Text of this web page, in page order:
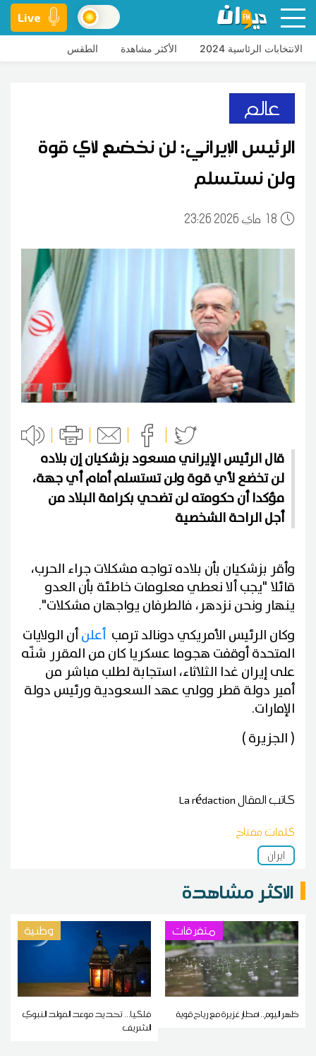
Live
الانتخابات الرئاسية 2024 الأكثر مشاهدة الطقس
عالم
الرئيس الإيراني: لن نخضع لأي قوة
ولن نستسلم
18 23:26 2026 ماي
قال الرئيس الإيراني مسعود بزشكيان إن بلاده
لن تخضع لأي قوة ولن تستسلم أمام أي جهة،
مؤكدا أن حكومته لن تضحي بكرامة البلاد من
أجل الراحة الشخصية
وأقر بزشكيان بأن بلاده تواجه مشكلات جراء الحرب،
قائلا "يجب ألا نعطي معلومات خاطئة بأن العدو
ينهار ونحن نزدهر، فالطرفان يواجهان مشكلات".
وكان الرئيس الأمريكي دونالد ترمب أعلنأن الولايات
المتحدة أوقفت هجوما عسكريا كان من المقرر شنّه
على إيران غدا الثلاثاء، استجابة لطلب مباشر من
أمير دولة قطر وولي عهد السعودية ورئيس دولة
الإمارات.
( الجزيرة )
كاتب المقالLa rédaction
كلمات مفتاح
ايران
الاكثر مشاهدة
متفرقات
ظهر اليوم.. أمطار غزيرة مع رياح قوية
وطنية
فلكيا... تحديد موعد المولد النبوي
الشريف